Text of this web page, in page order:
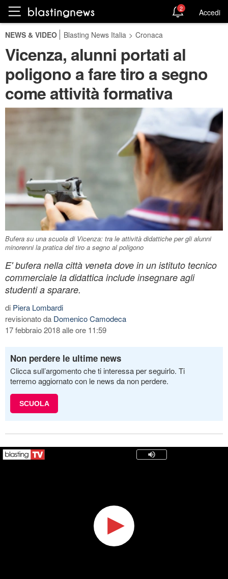
2 Accedi
NEWS & VIDEO Blasting News Italia > Cronaca
Vicenza, alunni portati al
poligono a fare tiro a segno
come attività formativa
Bufera su una scuola di Vicenza: tra le attività didattiche per gli alunni
minorenni la pratica del tiro a segno al poligono
E' bufera nella città veneta dove in un istituto tecnico
commerciale la didattica include insegnare agli
studenti a sparare.
di Piera Lombardi
revisionato da Domenico Camodeca
17 febbraio 2018 alle ore 11:59
Non perdere le ultime news
Clicca sull’argomento che ti interessa per seguirlo. Ti
terremo aggiornato con le news da non perdere.
SCUOLA